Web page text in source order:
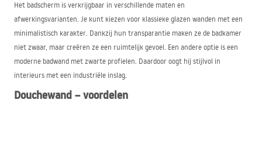
Het badscherm is verkrijgbaar in verschillende maten en
afwerkingsvarianten. Je kunt kiezen voor klassieke glazen wanden met een
minimalistisch karakter. Dankzij hun transparantie maken ze de badkamer
niet zwaar, maar creëren ze een ruimtelijk gevoel. Een andere optie is een
moderne badwand met zwarte profielen. Daardoor oogt hij stijlvol in
interieurs met een industriële inslag.
Douchewand – voordelen